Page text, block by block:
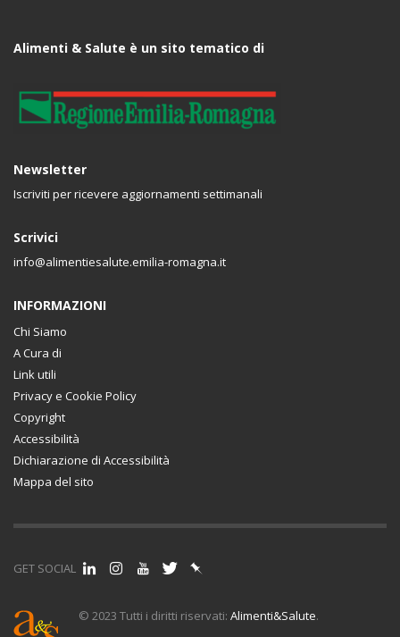
Alimenti & Salute è un sito tematico di
Newsletter
Iscriviti per ricevere aggiornamenti settimanali
Scrivici
info@alimentiesalute.emilia-romagna.it
INFORMAZIONI
Chi Siamo
A Cura di
Link utili
Privacy e Cookie Policy
Copyright
Accessibilità
Dichiarazione di Accessibilità
Mappa del sito
GET SOCIAL
© 2023 Tutti i diritti riservati: Alimenti&Salute.